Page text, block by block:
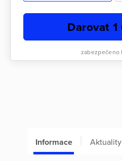
Darovat 1
zabezpečeno
Informace Aktuality